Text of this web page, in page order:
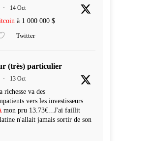
· 14 Oct
à 1 000 000 $
Twitter
(très) particulier
· 13 Oct
richesse va des
vers les investisseurs
mon pru 13.73€...J'ai faillit
n'allait jamais sortir de son